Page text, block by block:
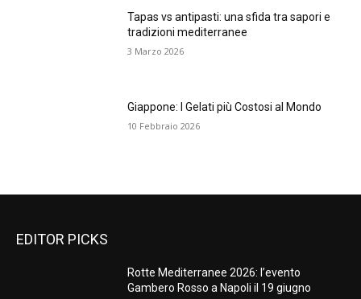
Tapas vs antipasti: una sfida tra sapori e
tradizioni mediterranee
3 Marzo 2026
Giappone: I Gelati più Costosi al Mondo
10 Febbraio 2026
EDITOR PICKS
Rotte Mediterranee 2026: l’evento
Gambero Rosso a Napoli il 19 giugno